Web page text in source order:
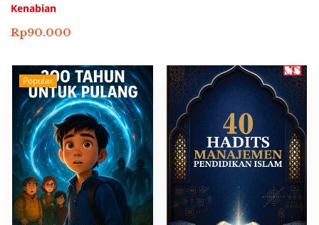
Kenabian
Rp90.000
Popular